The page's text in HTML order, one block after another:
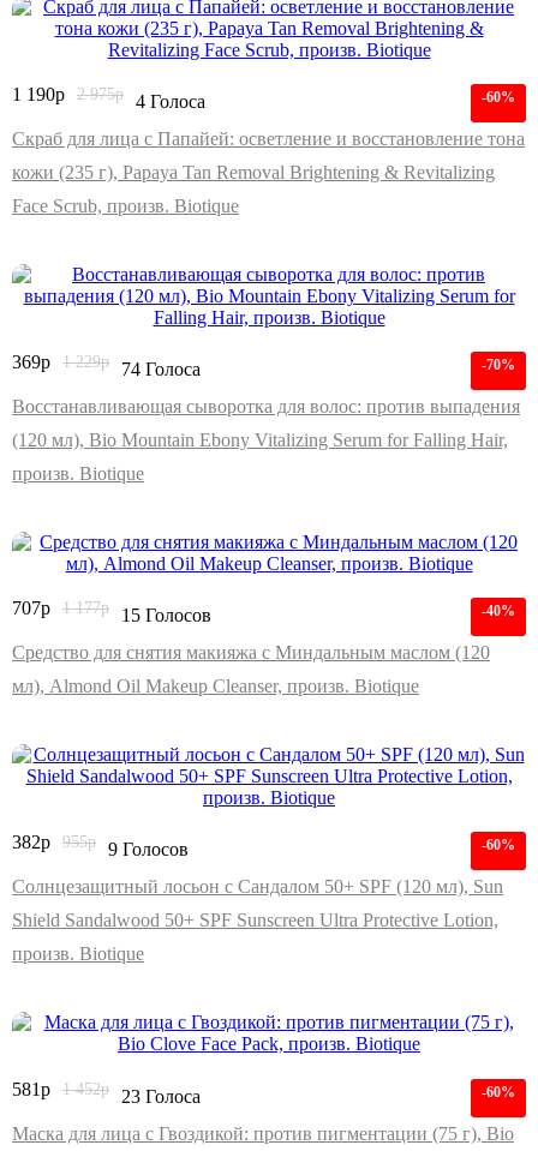
-60%
1 190р 2 975р
4 Голоса
Скраб для лица с Папайей: осветление и восстановление тона
кожи (235 г), Papaya Tan Removal Brightening & Revitalizing
Face Scrub, произв. Biotique
-70%
369р 1 229р
74 Голоса
Восстанавливающая сыворотка для волос: против выпадения
(120 мл), Bio Mountain Ebony Vitalizing Serum for Falling Hair,
произв. Biotique
-40%
707р 1 177р
15 Голосов
Средство для снятия макияжа с Миндальным маслом (120
мл), Almond Oil Makeup Cleanser, произв. Biotique
-60%
382р 955р
9 Голосов
Солнцезащитный лосьон с Сандалом 50+ SPF (120 мл), Sun
Shield Sandalwood 50+ SPF Sunscreen Ultra Protective Lotion,
произв. Biotique
-60%
581р 1 452р
23 Голоса
Маска для лица с Гвоздикой: против пигментации (75 г), Bio